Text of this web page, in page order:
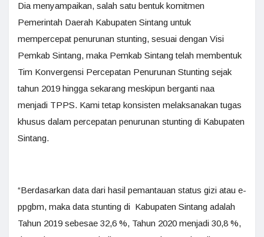
Dia menyampaikan, salah satu bentuk komitmen
Pemerintah Daerah Kabupaten Sintang untuk
mempercepat penurunan stunting, sesuai dengan Visi
Pemkab Sintang, maka Pemkab Sintang telah membentuk
Tim Konvergensi Percepatan Penurunan Stunting sejak
tahun 2019 hingga sekarang meskipun berganti naa
menjadi TPPS. Kami tetap konsisten melaksanakan tugas
khusus dalam percepatan penurunan stunting di Kabupaten
Sintang.
“Berdasarkan data dari hasil pemantauan status gizi atau e-
ppgbm, maka data stunting di Kabupaten Sintang adalah
Tahun 2019 sebesae 32,6 %, Tahun 2020 menjadi 30,8 %,